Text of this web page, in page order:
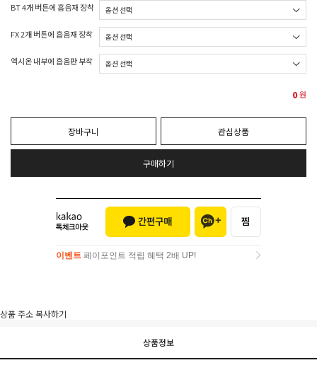
BT 4개 버튼에 흡음재 장착
FX 2개 버튼에 흡음재 장착
엑시온 내부에 흡음판 부착
0원
장바구니 관심상품
구매하기
이벤트 페이포인트 적립 혜택 2배 UP!
상품 주소 복사하기
상품정보